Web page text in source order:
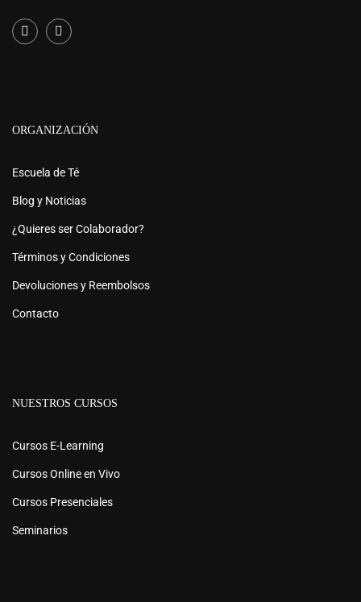
ORGANIZACIÓN
Escuela de Té
Blog y Noticias
¿Quieres ser Colaborador?
Términos y Condiciones
Devoluciones y Reembolsos
Contacto
NUESTROS CURSOS
Cursos E-Learning
Cursos Online en Vivo
Cursos Presenciales
Seminarios